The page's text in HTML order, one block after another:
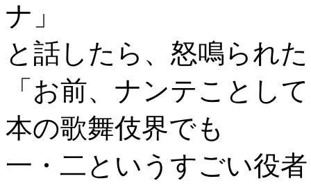
ナ」
と話したら、怒鳴られ
「お前、ナンテことし
本の歌舞伎界でも
一・二というすごい役